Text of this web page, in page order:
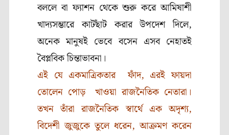
বললে বা ফ্যাশন থেকে শুরু করে আমিষাশী
খাদ্যসম্ভারে কাটছাঁট করার উপদেশ দিলে,
অনেক মানুষই ভেবে বসেন এসব নেহাতই
বৈপ্লবিক চিন্তাভাবনা।
এই যে একমাত্রিকতার ফাঁদ, এরই ফায়দা
তোলেন পোড় খাওয়া রাজনৈতিক নেতারা।
তখন তাঁরা রাজনৈতিক স্বার্থে এক অদৃশ্য,
বিদেশী জুজুকে তুলে ধরেন, আক্রমণ করেন